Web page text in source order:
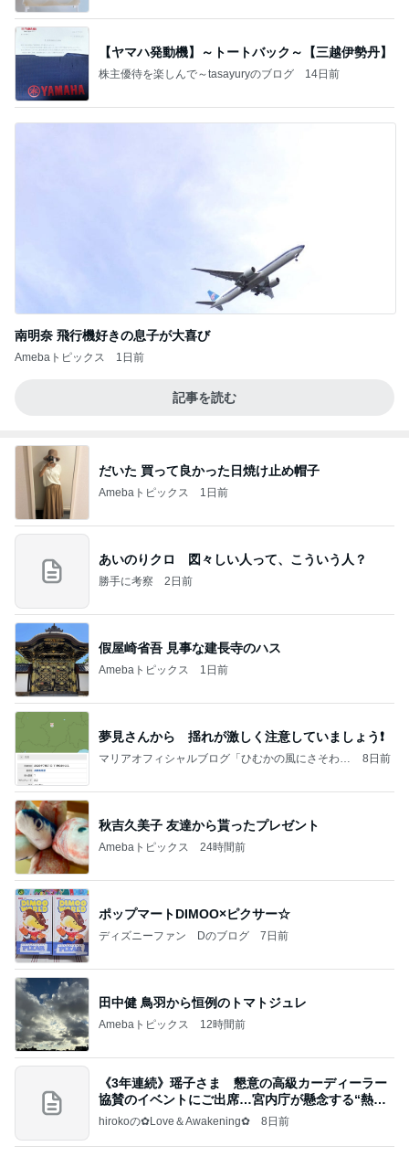
【ヤマハ発動機】～トートバック～【三越伊勢丹】
株主優待を楽しんで～tasayuryのブログ 14日前
南明奈 飛行機好きの息子が大喜び
Amebaトピックス 1日前
記事を読む
だいた 買って良かった日焼け止め帽子
Amebaトピックス 1日前
あいのりクロ 図々しい人って、こういう人？
勝手に考察 2日前
假屋崎省吾 見事な建長寺のハス
Amebaトピックス 1日前
夢見さんから 揺れが激しく注意していましょう❗️
マリアオフィシャルブログ「ひむかの風にさそわれ
8日前
秋吉久美子 友達から貰ったプレゼント
Amebaトピックス 24時間前
ポップマートDIMOO×ピクサー☆
ディズニーファン Dのブログ 7日前
田中健 鳥羽から恒例のトマトジュレ
Amebaトピックス 12時間前
《3年連続》瑶子さま 懇意の高級カーディーラー
協賛のイベントにご出席…宮内庁が懸念する“熱心
すぎ
hirokoの✿Love＆Awakening✿ 8日前